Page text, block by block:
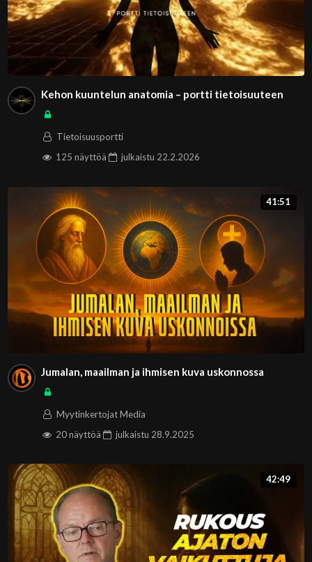
Kehon kuuntelun anatomia – portti tietoisuuteen
Tietoisuusportti
125 näyttöä
julkaistu 22.2.2026
41:51
Jumalan, maailman ja ihmisen kuva uskonnossa
Myytinkertojat Media
20 näyttöä
julkaistu 28.9.2025
42:49